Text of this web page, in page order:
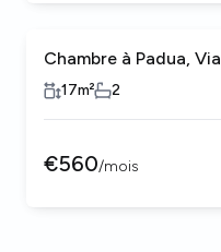
Chambre à Padua,
17m² 2
€560/mois